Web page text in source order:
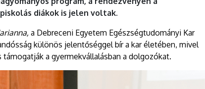
diákok is jelen voltak.
a Debreceni Egyetem Egészségtudományi Kar
különös jelentőséggel bír a kar életében, mivel
a gyermekvállalásban a dolgozókat.